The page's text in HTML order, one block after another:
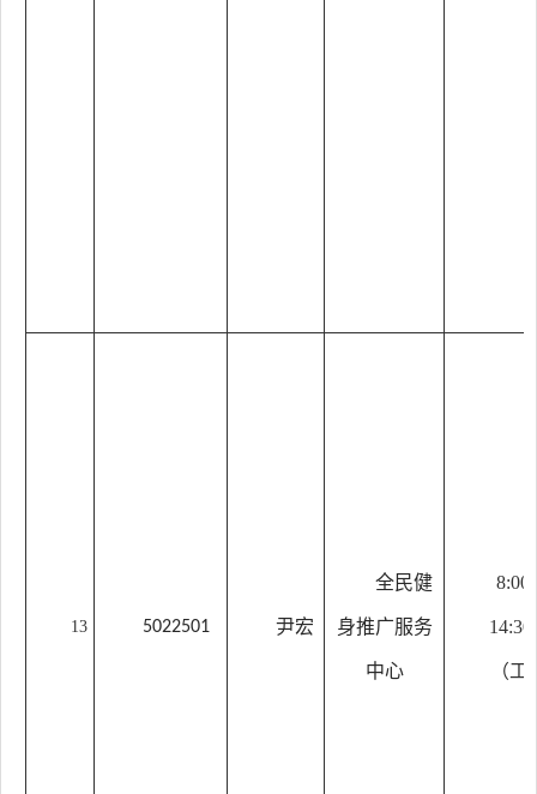
13 5022501 尹宏
全民健
身推广服务
中心 （